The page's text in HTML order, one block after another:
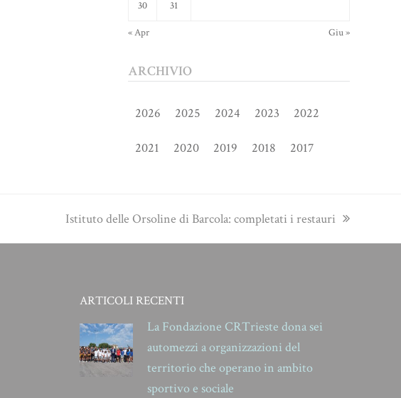
30 31
« Apr Giu »
ARCHIVIO
2026 2025 2024 2023 2022
2021 2020 2019 2018 2017
next
Istituto delle Orsoline di Barcola: completati i restauri
ARTICOLI RECENTI
La Fondazione CRTrieste dona sei
automezzi a organizzazioni del
territorio che operano in ambito
sportivo e sociale